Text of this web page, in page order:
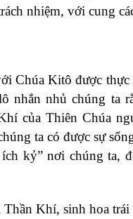
nhiệm, với cung
Chúa Kitô được
nhắn nhủ chúng ta
của Thiên Chúa
ta có được sự
kỷ” nơi chúng ta,
Khí, sinh hoa